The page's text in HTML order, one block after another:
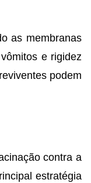
as membranas
e rigidez
podem
contra a
estratégia